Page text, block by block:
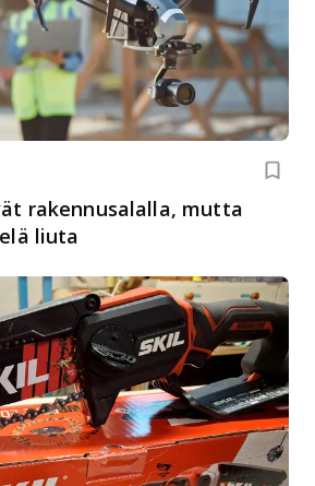
rakennusalalla, mutta
liuta